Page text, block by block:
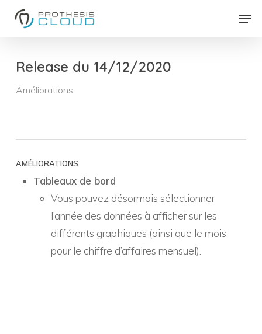
contentRelease du 14/12/2020
Améliorations
AMÉLIORATIONS
Tableaux de bord
Vous pouvez désormais sélectionner
l’année des données à afficher sur les
différents graphiques (ainsi que le mois
pour le chiffre d’affaires mensuel).